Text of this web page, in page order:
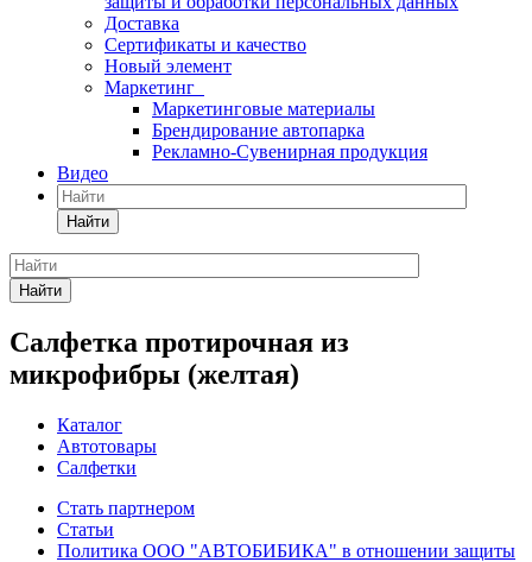
Доставка
Сертификаты и качество
Новый элемент
Маркетинг
Маркетинговые материалы
Брендирование автопарка
Рекламно-Сувенирная продукция
Видео
Найти
Найти
Салфетка протирочная из
микрофибры (желтая)
Каталог
Автотовары
Салфетки
Стать партнером
Статьи
Политика ООО "АВТОБИБИКА" в отношении защиты